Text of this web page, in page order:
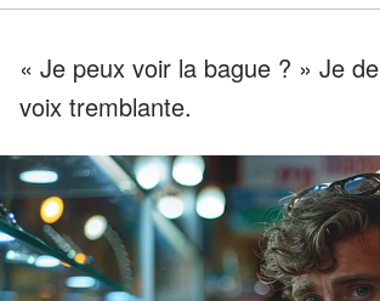
« Je peux voir la bague ? » Je
voix tremblante.